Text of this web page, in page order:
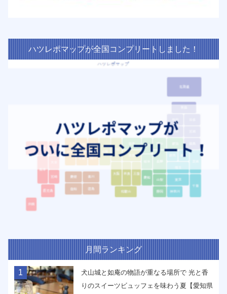
ハツレポマップが全国コンプリートしました！
月間ランキング
1
犬山城と如庵の物語が重なる場所で 光と香
りのスイーツビュッフェを味わう夏【愛知県